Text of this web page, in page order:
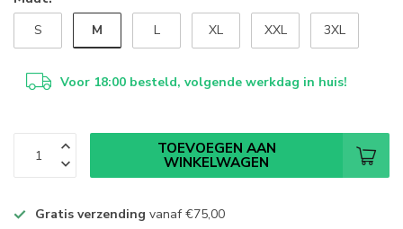
S M L XL XXL 3XL
Voor 18:00 besteld, volgende werkdag in huis!
TOEVOEGEN AAN
WINKELWAGEN
Gratis verzending vanaf€75,00